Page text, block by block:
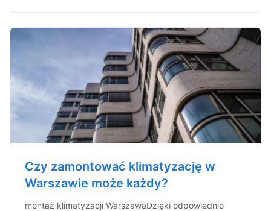
Czy zamontować klimatyzację w
Warszawie może każdy?
montaż klimatyzacji WarszawaDzięki odpowiednio